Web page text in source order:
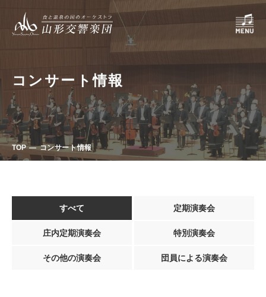
コンサート情報
TOP コンサート情報
すべて 定期演奏会
庄内定期演奏会 特別演奏会
その他の演奏会 団員による演奏会